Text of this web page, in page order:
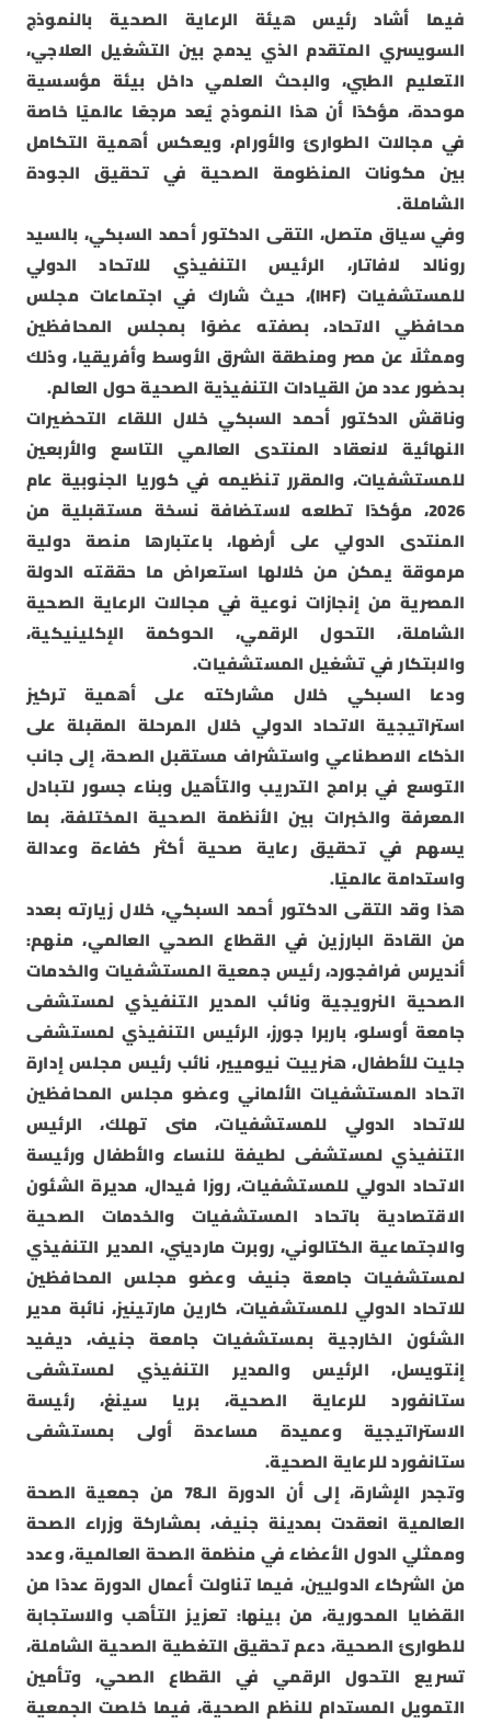
فيما أشاد رئيس هيئة الرعاية الصحية بالنموذج
السويسري المتقدم الذي يدمج بين التشغيل العلاجي،
التعليم الطبي، والبحث العلمي داخل بيئة مؤسسية
موحدة، مؤكدًا أن هذا النموذج يُعد مرجعًا عالميًا خاصة
في مجالات الطوارئ والأورام، ويعكس أهمية التكامل
بين مكونات المنظومة الصحية في تحقيق الجودة
الشاملة.
وفي سياق متصل، التقى الدكتور أحمد السبكي، بالسيد
رونالد لافاتار، الرئيس التنفيذي للاتحاد الدولي
للمستشفيات (IHF)، حيث شارك في اجتماعات مجلس
محافظي الاتحاد، بصفته عضوًا بمجلس المحافظين
وممثلًا عن مصر ومنطقة الشرق الأوسط وأفريقيا، وذلك
بحضور عدد من القيادات التنفيذية الصحية حول العالم.
وناقش الدكتور أحمد السبكي خلال اللقاء التحضيرات
النهائية لانعقاد المنتدى العالمي التاسع والأربعين
للمستشفيات، والمقرر تنظيمه في كوريا الجنوبية عام
2026، مؤكدًا تطلعه لاستضافة نسخة مستقبلية من
المنتدى الدولي على أرضها، باعتبارها منصة دولية
مرموقة يمكن من خلالها استعراض ما حققته الدولة
المصرية من إنجازات نوعية في مجالات الرعاية الصحية
الشاملة، التحول الرقمي، الحوكمة الإكلينيكية،
والابتكار في تشغيل المستشفيات.
ودعا السبكي خلال مشاركته على أهمية تركيز
استراتيجية الاتحاد الدولي خلال المرحلة المقبلة على
الذكاء الاصطناعي واستشراف مستقبل الصحة، إلى جانب
التوسع في برامج التدريب والتأهيل وبناء جسور لتبادل
المعرفة والخبرات بين الأنظمة الصحية المختلفة، بما
يسهم في تحقيق رعاية صحية أكثر كفاءة وعدالة
واستدامة عالميًا.
هذا وقد التقى الدكتور أحمد السبكي، خلال زيارته بعدد
من القادة البارزين في القطاع الصحي العالمي، منهم:
أنديرس فرافجورد، رئيس جمعية المستشفيات والخدمات
الصحية النرويجية ونائب المدير التنفيذي لمستشفى
جامعة أوسلو، باربرا جورز، الرئيس التنفيذي لمستشفى
جليت للأطفال، هنرييت نيوميير، نائب رئيس مجلس إدارة
اتحاد المستشفيات الألماني وعضو مجلس المحافظين
للاتحاد الدولي للمستشفيات، منى تهلك، الرئيس
التنفيذي لمستشفى لطيفة للنساء والأطفال ورئيسة
الاتحاد الدولي للمستشفيات، روزا فيدال، مديرة الشئون
الاقتصادية باتحاد المستشفيات والخدمات الصحية
والاجتماعية الكتالوني، روبرت مارديني، المدير التنفيذي
لمستشفيات جامعة جنيف وعضو مجلس المحافظين
للاتحاد الدولي للمستشفيات، كارين مارتينيز، نائبة مدير
الشئون الخارجية بمستشفيات جامعة جنيف، ديفيد
إنتويسل، الرئيس والمدير التنفيذي لمستشفى
ستانفورد للرعاية الصحية، بريا سينغ، رئيسة
الاستراتيجية وعميدة مساعدة أولى بمستشفى
ستانفورد للرعاية الصحية.
وتجدر الإشارة، إلى أن الدورة الـ78 من جمعية الصحة
العالمية انعقدت بمدينة جنيف، بمشاركة وزراء الصحة
وممثلي الدول الأعضاء في منظمة الصحة العالمية، وعدد
من الشركاء الدوليين، فيما تناولت أعمال الدورة عددًا من
القضايا المحورية، من بينها: تعزيز التأهب والاستجابة
للطوارئ الصحية، دعم تحقيق التغطية الصحية الشاملة،
تسريع التحول الرقمي في القطاع الصحي، وتأمين
التمويل المستدام للنظم الصحية، فيما خلصت الجمعية